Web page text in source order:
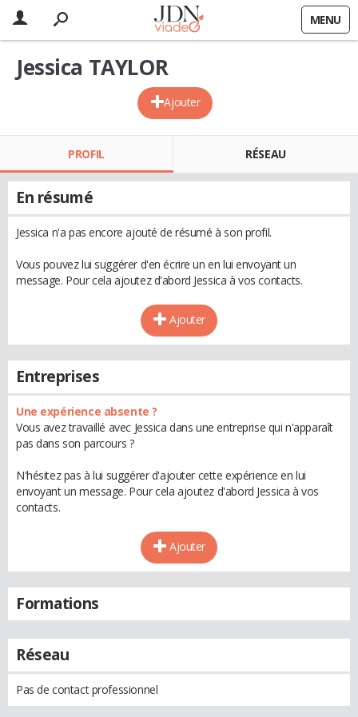
MENU
Ajouter
Jessica TAYLOR
PROFIL RÉSEAU
En résumé
Jessica n'a pas encore ajouté de résumé à son profil.
Vous pouvez lui suggérer d'en écrire un en lui envoyant un
message. Pour cela ajoutez d'abord Jessica à vos contacts.
Ajouter
Entreprises
Une expérience absente ?
Vous avez travaillé avec Jessica dans une entreprise qui n'apparaît
pas dans son parcours ?
N'hésitez pas à lui suggérer d'ajouter cette expérience en lui
envoyant un message. Pour cela ajoutez d'abord Jessica à vos
contacts.
Ajouter
Formations
Réseau
Pas de contact professionnel